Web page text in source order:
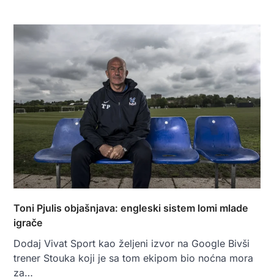
Toni Pjulis objašnjava: engleski sistem lomi mlade
igrače
Dodaj Vivat Sport kao željeni izvor na Google Bivši
trener Stouka koji je sa tom ekipom bio noćna mora
za…